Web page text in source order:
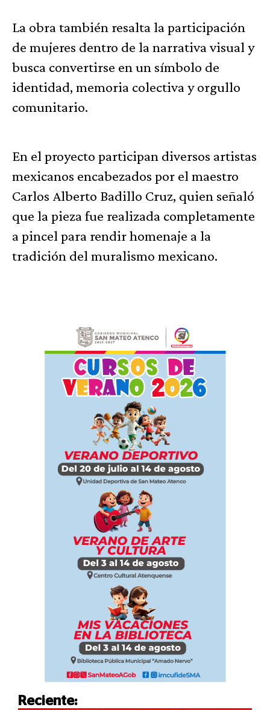
La obra también resalta la participación
de mujeres dentro de la narrativa visual y
busca convertirse en un símbolo de
identidad, memoria colectiva y orgullo
comunitario.
En el proyecto participan diversos artistas
mexicanos encabezados por el maestro
Carlos Alberto Badillo Cruz, quien señaló
que la pieza fue realizada completamente
a pincel para rendir homenaje a la
tradición del muralismo mexicano.
Reciente: